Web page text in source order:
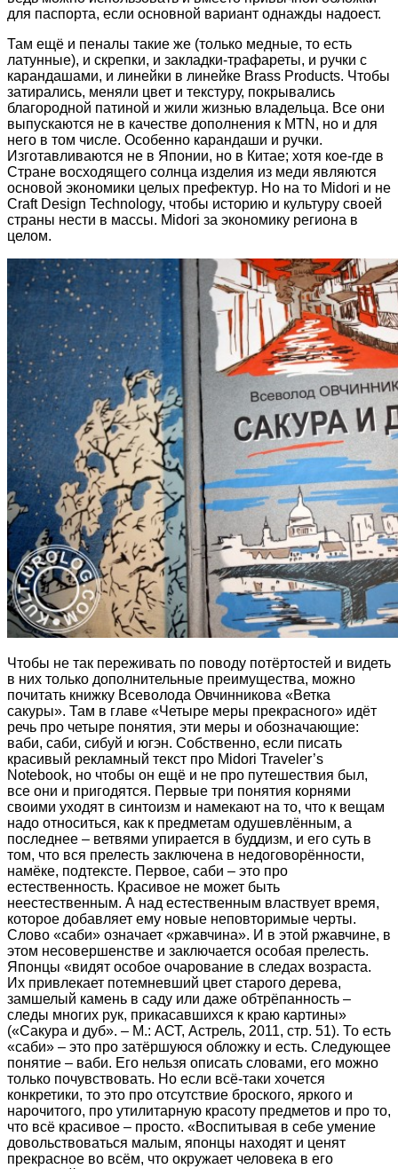
для паспорта, если основной вариант однажды надоест.
Там ещё и пеналы такие же (только медные, то есть
латунные), и скрепки, и закладки-трафареты, и ручки с
карандашами, и линейки в линейке Brass Products. Чтобы
затирались, меняли цвет и текстуру, покрывались
благородной патиной и жили жизнью владельца. Все они
выпускаются не в качестве дополнения к MTN, но и для
него в том числе. Особенно карандаши и ручки.
Изготавливаются не в Японии, но в Китае; хотя кое-где в
Стране восходящего солнца изделия из меди являются
основой экономики целых префектур. Но на то Midori и не
Craft Design Technology, чтобы историю и культуру своей
страны нести в массы. Midori за экономику региона в
целом.
Чтобы не так переживать по поводу потёртостей и видеть
в них только дополнительные преимущества, можно
почитать книжку Всеволода Овчинникова «Ветка
сакуры». Там в главе «Четыре меры прекрасного» идёт
речь про четыре понятия, эти меры и обозначающие:
ваби, саби, сибуй и югэн. Собственно, если писать
красивый рекламный текст про Midori Traveler’s
Notebook, но чтобы он ещё и не про путешествия был,
все они и пригодятся. Первые три понятия корнями
своими уходят в синтоизм и намекают на то, что к вещам
надо относиться, как к предметам одушевлённым, а
последнее – ветвями упирается в буддизм, и его суть в
том, что вся прелесть заключена в недоговорённости,
намёке, подтексте. Первое, саби – это про
естественность. Красивое не может быть
неестественным. А над естественным властвует время,
которое добавляет ему новые неповторимые черты.
Слово «саби» означает «ржавчина». И в этой ржавчине, в
этом несовершенстве и заключается особая прелесть.
Японцы «видят особое очарование в следах возраста.
Их привлекает потемневший цвет старого дерева,
замшелый камень в саду или даже обтрёпанность –
следы многих рук, прикасавшихся к краю картины»
(«Сакура и дуб». – М.: АСТ, Астрель, 2011, стр. 51). То есть
«саби» – это про затёршуюся обложку и есть. Следующее
понятие – ваби. Его нельзя описать словами, его можно
только почувствовать. Но если всё-таки хочется
конкретики, то это про отсутствие броского, яркого и
нарочитого, про утилитарную красоту предметов и про то,
что всё красивое – просто. «Воспитывая в себе умение
довольствоваться малым, японцы находят и ценят
прекрасное во всём, что окружает человека в его